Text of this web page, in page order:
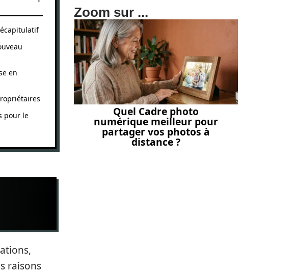
en
pour le
raisons
Zoom sur ...
Quel Cadre photo
numérique meilleur pour
partager vos photos à
distance ?